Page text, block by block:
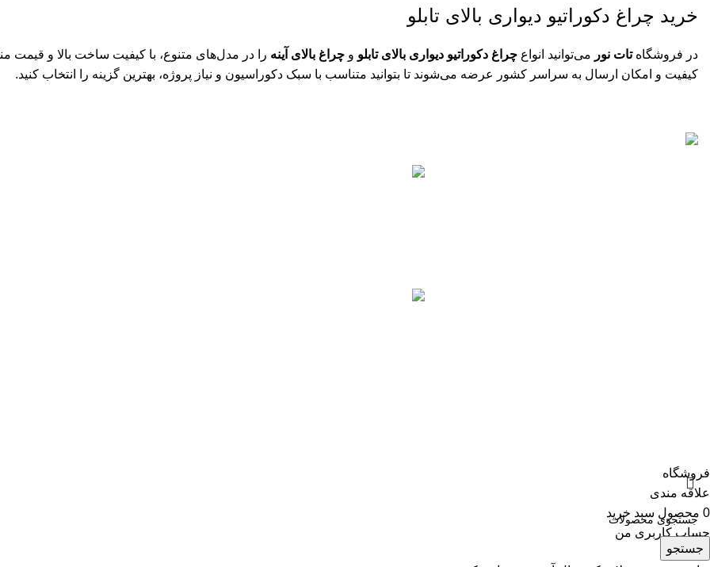
خرید چراغ دکوراتیو دیواری بالای تابلو
در فروشگاهتات نور می‌توانید انواع چراغ دکوراتیو دیواری بالای تابلو و چراغ بالای آینه را در مدل‌های متنوع، با کیفیت ساخت بالا و
کیفیت و امکان ارسال به سراسر کشور عرضه می‌شوند تا بتوانید متناسب با سبک دکوراسیون و نیاز پروژه، بهترین گزینه را انتخاب کنید.
جستجو
فروشگاه
علاقه مندی
0 محصول سبد خرید
حساب کاربری من